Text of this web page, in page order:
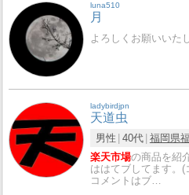
luna510
月
よろしくお願いいた
ladybirdjpn
天道虫
男性 40代 福岡県
楽天市場の商品を紹
ははてブしてます。
コメントはブ…